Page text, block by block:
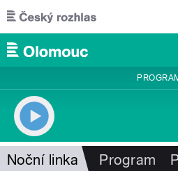
Přejít k hlavnímu obsahu
Noční linka Program